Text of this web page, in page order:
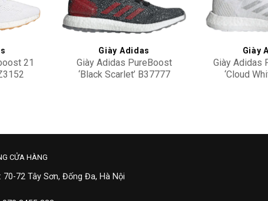
Add to
wishlist
21
Add to
wishlist
Giày Adidas
Giày Adidas PureBoost
‘Black Scarlet’ B37777
Giày
Giày Adidas
‘Cloud
CỬA HÀNG
70-72 Tây Sơn, Đống Đa, Hà Nội